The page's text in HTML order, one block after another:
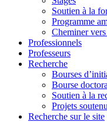
Soutien à la
Programme
Cheminer
Professionnels
Professeurs
Recherche
Bourses
Bourse
Soutien à la
Projets
Recherche sur le site